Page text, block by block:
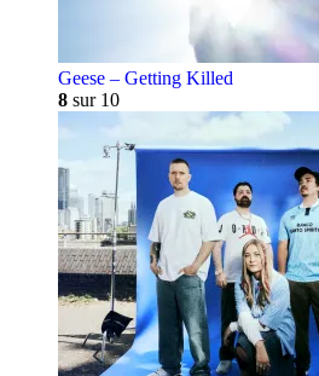
Geese – Getting Killed
8 sur 10